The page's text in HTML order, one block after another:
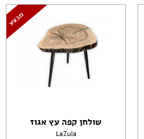
שולחן קפה עץ אגוז
LaZula